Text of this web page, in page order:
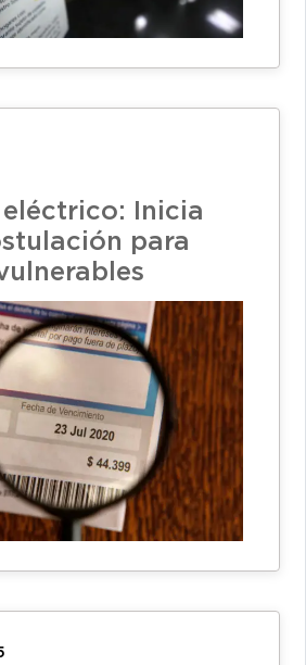
Inicia
para